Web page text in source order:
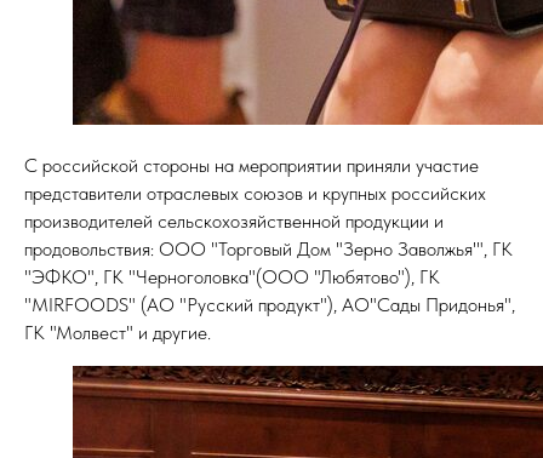
С российской стороны на мероприятии приняли участие
представители отраслевых союзов и крупных российских
производителей сельскохозяйственной продукции и
продовольствия: ООО "Торговый Дом "Зерно Заволжья'", ГК
"ЭФКО", ГК "Черноголовка"(ООО "Любятово"), ГК
"MIRFOODS" (АО "Русский продукт"), АО"Сады Придонья",
ГК "Молвест" и другие.